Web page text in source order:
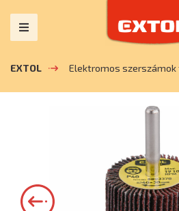
EXTOL Elektromos szerszámok